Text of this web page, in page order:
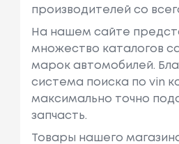
производителей со
На нашем сайте
множество каталогов
марок автомобилей.
система поиска по vin
максимально точно
запчасть.
Товары нашего